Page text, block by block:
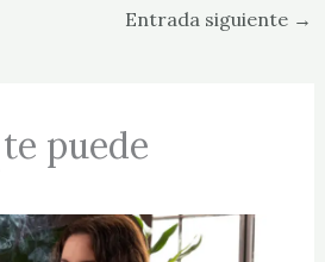
Entrada siguiente →
puede